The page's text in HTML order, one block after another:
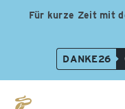
Für kurze Zeit mit
DANKE26